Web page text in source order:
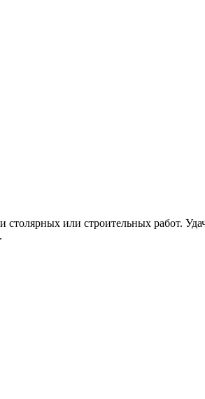
или строительных работ.